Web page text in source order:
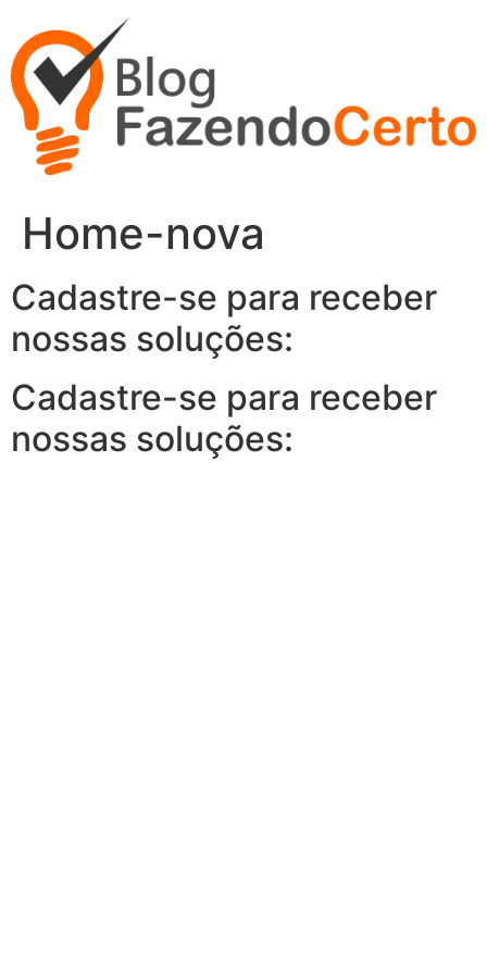
para
conteúdo
Home-nova
Cadastre-se para receber
nossas soluções:
Cadastre-se para receber
nossas soluções: